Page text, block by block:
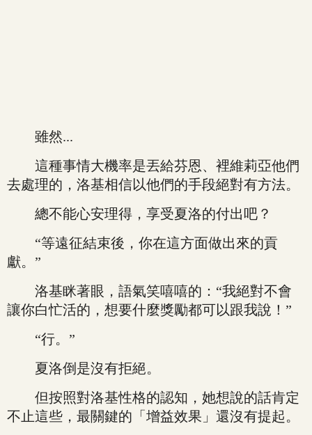
雖然...
這種事情大機率是丟給芬恩、裡維莉亞他們
去處理的，洛基相信以他們的手段絕對有方法。
總不能心安理得，享受夏洛的付出吧？
“等遠征結束後，你在這方面做出來的貢
獻。”
洛基眯著眼，語氣笑嘻嘻的：“我絕對不會
讓你白忙活的，想要什麼獎勵都可以跟我說！”
“行。”
夏洛倒是沒有拒絕。
但按照對洛基性格的認知，她想說的話肯定
不止這些，最關鍵的「增益效果」還沒有提起。